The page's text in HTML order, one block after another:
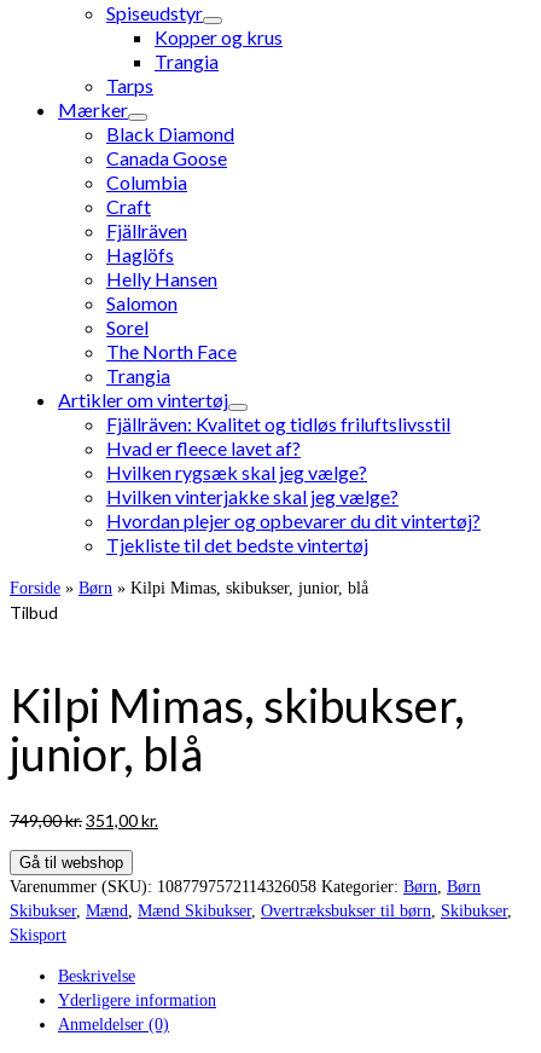
Spiseudstyr
Kopper og krus
Trangia
Tarps
Mærker
Black Diamond
Canada Goose
Columbia
Craft
Fjällräven
Haglöfs
Helly Hansen
Salomon
Sorel
The North Face
Trangia
Artikler om vintertøj
Fjällräven: Kvalitet og tidløs friluftslivsstil
Hvad er fleece lavet af?
Hvilken rygsæk skal jeg vælge?
Hvilken vinterjakke skal jeg vælge?
Hvordan plejer og opbevarer du dit vintertøj?
Tjekliste til det bedste vintertøj
Forside » Børn » Kilpi Mimas, skibukser, junior, blå
Tilbud
Kilpi Mimas, skibukser,
junior, blå
749,00kr.Den
pris
var:
749,00 kr..
351,00kr.
er:
351,00 kr..
Gå til webshop
Varenummer (SKU): 1087797572114326058 Kategorier: Børn Børn
Skibukser, Mænd Mænd Skibukser, Overtræksbukser til børn Skibukser,
Skisport
Beskrivelse
Yderligere information
Anmeldelser (0)